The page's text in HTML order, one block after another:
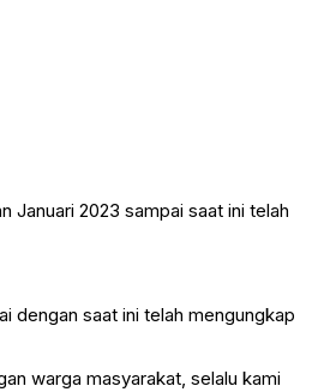
Januari 2023 sampai saat ini telah
dengan saat ini telah mengungkap
warga masyarakat, selalu kami